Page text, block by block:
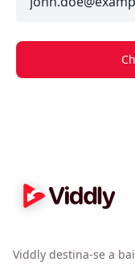
Viddly destina-se a
Envie a si
Viddly quando
de Privacidade.